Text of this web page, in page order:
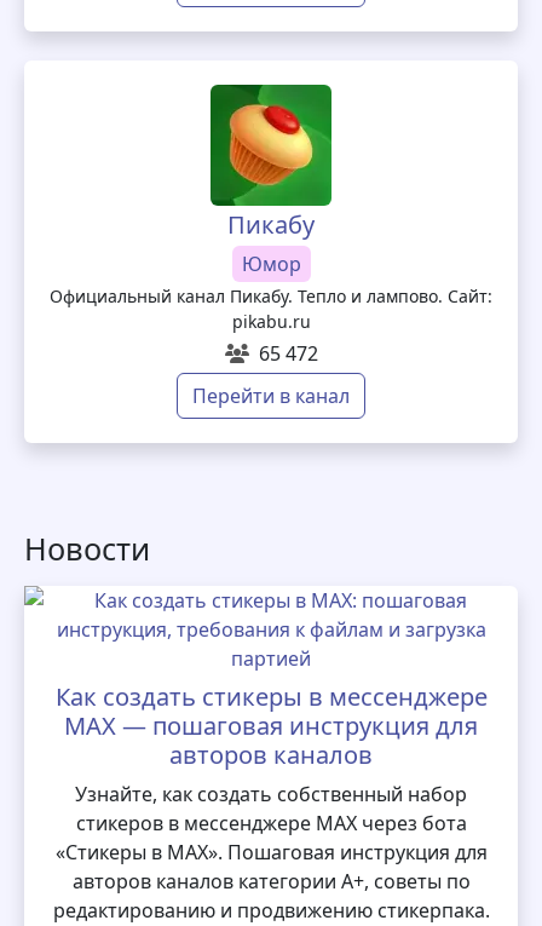
Пикабу
Юмор
Официальный канал Пикабу. Тепло и лампово. Сайт:
pikabu.ru
65 472
Перейти в канал
Новости
Как создать стикеры в мессенджере
MAX — пошаговая инструкция для
авторов каналов
Узнайте, как создать собственный набор
стикеров в мессенджере MAX через бота
«Стикеры в MAX». Пошаговая инструкция для
авторов каналов категории А+, советы по
редактированию и продвижению стикерпака.